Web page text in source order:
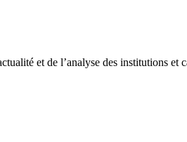
et de l’analyse des institutions